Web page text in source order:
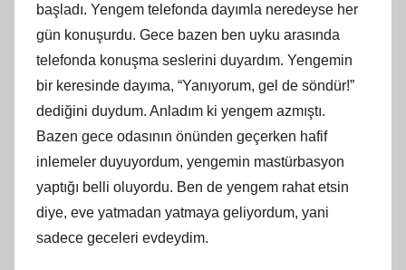
başladı. Yengem telefonda dayımla neredeyse her
gün konuşurdu. Gece bazen ben uyku arasında
telefonda konuşma seslerini duyardım. Yengemin
bir keresinde dayıma, “Yanıyorum, gel de söndür!”
dediğini duydum. Anladım ki yengem azmıştı.
Bazen gece odasının önünden geçerken hafif
inlemeler duyuyordum, yengemin mastürbasyon
yaptığı belli oluyordu. Ben de yengem rahat etsin
diye, eve yatmadan yatmaya geliyordum, yani
sadece geceleri evdeydim.